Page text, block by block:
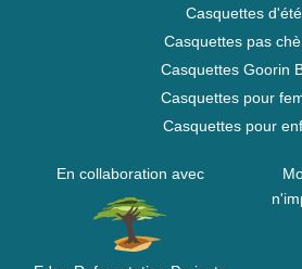
Casquettes d'été
Casquettes pas
Casquettes Goorin
Casquettes pour
Casquettes pour
En collaboration avec